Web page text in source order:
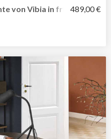
von Vibia in frischem
489,00 €